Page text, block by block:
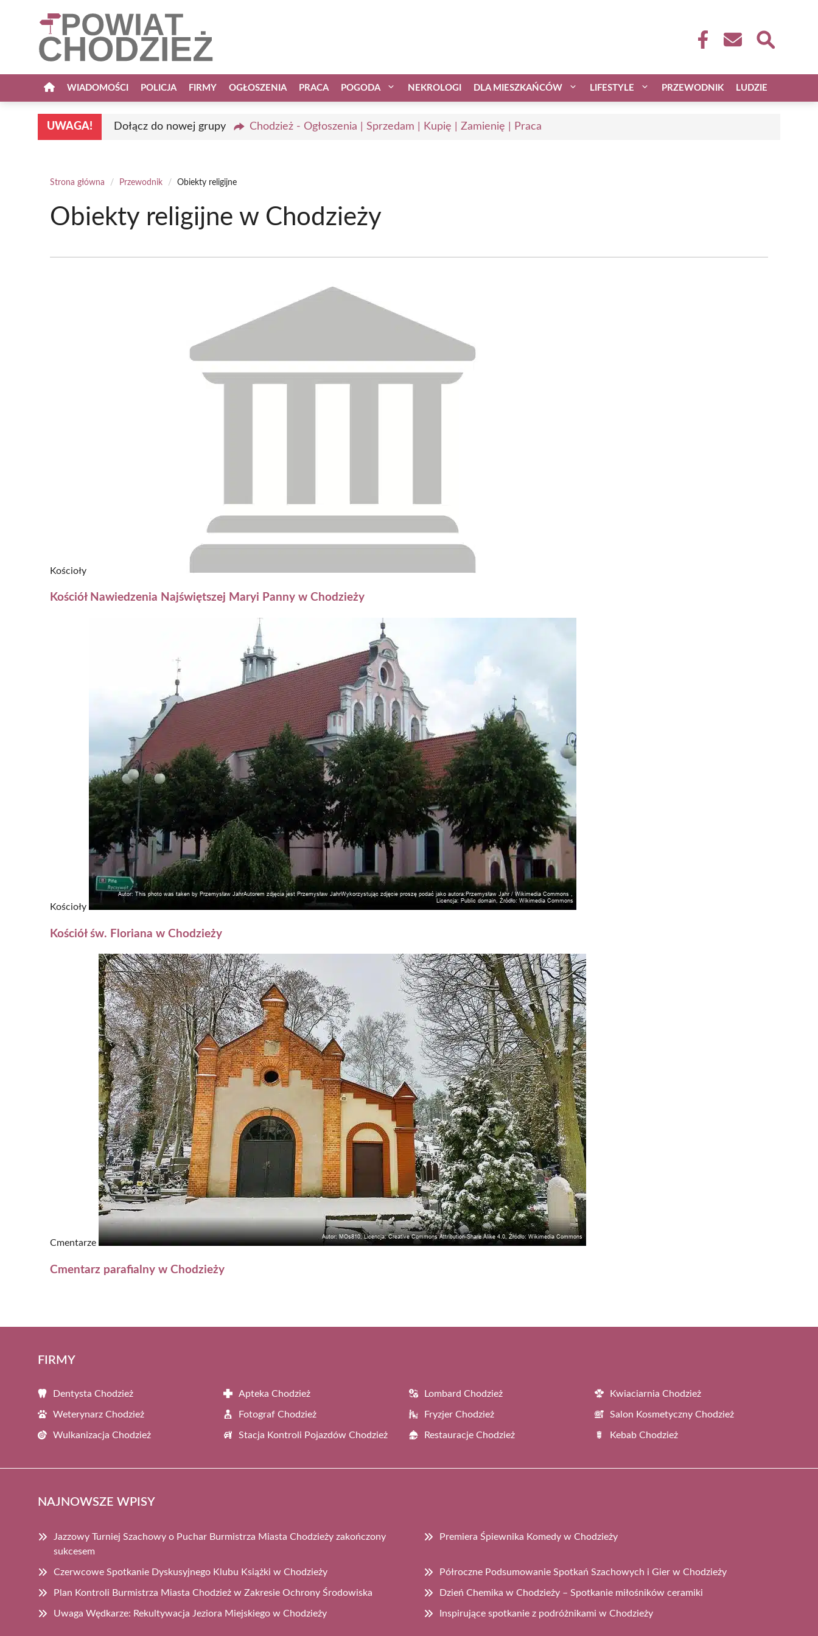
WIADOMOŚCI POLICJA FIRMY OGŁOSZENIA PRACA POGODA NEKROLOGI DLA MIESZKAŃCÓW LIFESTYLE PRZEWODNIK LUDZIE
UWAGA! Dołącz do nowej grupy Chodzież - Ogłoszenia | Sprzedam | Kupię | Zamienię | Praca
Strona główna / Przewodnik / Obiekty religijne
Obiekty religijne w Chodzieży
Kościoły
Kościół Nawiedzenia Najświętszej Maryi Panny w Chodzieży
Kościoły
Kościół św. Floriana w Chodzieży
Cmentarze
Cmentarz parafialny w Chodzieży
FIRMY
Dentysta Chodzież Apteka Chodzież Lombard Chodzież Kwiaciarnia Chodzież
Weterynarz Chodzież Fotograf Chodzież Fryzjer Chodzież Salon Kosmetyczny Chodzież
Wulkanizacja Chodzież Stacja Kontroli Pojazdów Chodzież Restauracje Chodzież Kebab Chodzież
NAJNOWSZE WPISY
Jazzowy Turniej Szachowy o Puchar Burmistrza Miasta Chodzieży zakończony
sukcesem
Premiera Śpiewnika Komedy w Chodzieży
Czerwcowe Spotkanie Dyskusyjnego Klubu Książki w Chodzieży Półroczne Podsumowanie Spotkań Szachowych i Gier w Chodzieży
Plan Kontroli Burmistrza Miasta Chodzież w Zakresie Ochrony Środowiska Dzień Chemika w Chodzieży – Spotkanie miłośników ceramiki
Uwaga Wędkarze: Rekultywacja Jeziora Miejskiego w Chodzieży Inspirujące spotkanie z podróżnikami w Chodzieży